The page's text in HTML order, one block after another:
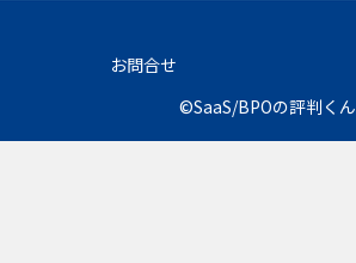
お問合せ
©SaaS/BPOの評判くん